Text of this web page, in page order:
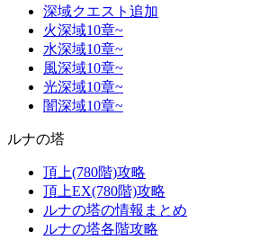
深域クエスト追加
火深域10章~
水深域10章~
風深域10章~
光深域10章~
闇深域10章~
ルナの塔
頂上(780階)攻略
頂上EX(780階)攻略
ルナの塔の情報まとめ
ルナの塔各階攻略